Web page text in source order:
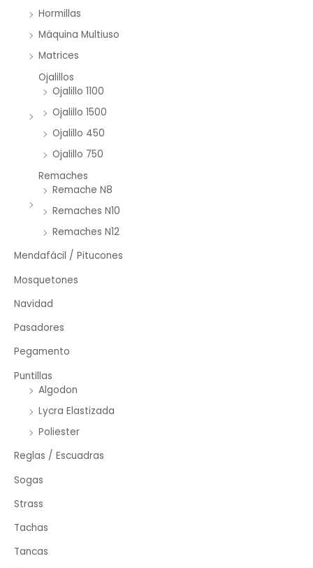
Hormillas
Máquina Multiuso
Matrices
Ojalillos
Ojalillo 1100
Ojalillo 1500
Ojalillo 450
Ojalillo 750
Remaches
Remache N8
Remaches N10
Remaches N12
Mendafácil / Pitucones
Mosquetones
Navidad
Pasadores
Pegamento
Puntillas
Algodon
Lycra Elastizada
Poliester
Reglas / Escuadras
Sogas
Strass
Tachas
Tancas